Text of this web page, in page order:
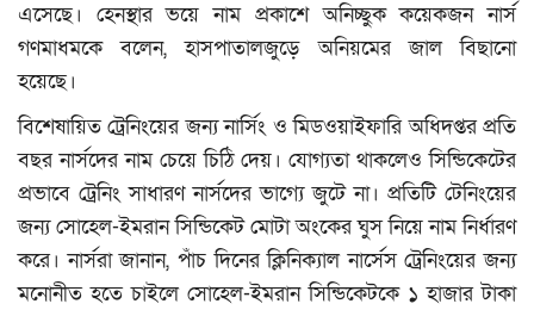
ভিডিও
ফটোগ্যালারী
আমাদের পরিবার
এসেছে। হেনস্থার ভয়ে নাম প্রকাশে অনিচ্ছুক কয়েকজন নার্স
গণমাধমকে বলেন, হাসপাতালজুড়ে অনিয়মের জাল বিছানো
হয়েছে।
বিশেষায়িত ট্রেনিংয়ের জন্য নার্সিং ও মিডওয়াইফারি অধিদপ্তর প্রতি
বছর নার্সদের নাম চেয়ে চিঠি দেয়। যোগ্যতা থাকলেও সিন্ডিকেটের
প্রভাবে ট্রেনিং সাধারণ নার্সদের ভাগ্যে জুটে না। প্রতিটি টেনিংয়ের
জন্য সোহেল-ইমরান সিন্ডিকেট মোটা অংকের ঘুস নিয়ে নাম নির্ধারণ
করে। নার্সরা জানান, পাঁচ দিনের ক্লিনিক্যাল নার্সেস ট্রেনিংয়ের জন্য
মনোনীত হতে চাইলে সোহেল-ইমরান সিন্ডিকেটকে ১ হাজার টাকা